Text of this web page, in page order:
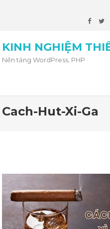
KINH NGHIỆM
Nền tảng WordPress, PHP
Cach-Hut-Xi-Ga